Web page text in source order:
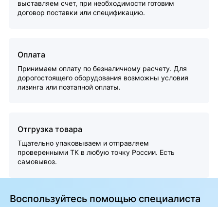
выставляем счет, при необходимости готовим
договор поставки или спецификацию.
Оплата
Принимаем оплату по безналичному расчету. Для
дорогостоящего оборудования возможны условия
лизинга или поэтапной оплаты.
Отгрузка товара
Тщательно упаковываем и отправляем
проверенными ТК в любую точку России. Есть
самовывоз.
Воспользуйтесь помощью специалиста